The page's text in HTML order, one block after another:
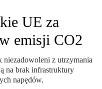
UE za
emisji CO2
niezadowoleni z utrzymania
na brak infrastruktury
napędów.